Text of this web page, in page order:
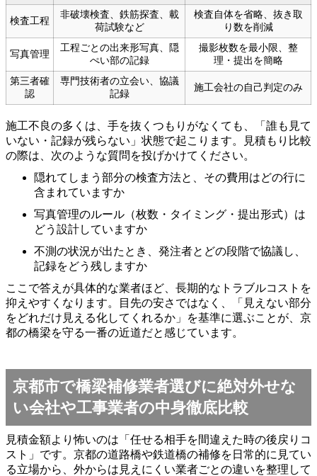
検査工程
非破壊検査、鉄筋探査、載
荷試験など
検査自体を省略、抜き取
り数を削減
写真管理
工程ごとの出来形写真、隠
ぺい部の記録
撮影枚数を最小限、整
理・提出を簡略
第三者確
認
専門技術者の立会い、協議
記録
施工会社の自己判定のみ
施工不良の多くは、手を抜くつもりがなくても、「誰も見て
いない・記録が残らない」状態で起こります。見積もり比較
の際は、次のような質問を投げかけてください。
隠れてしまう部分の検査方法と、その費用はどの行に
含まれていますか
写真管理のルール（枚数・タイミング・提出形式）は
どう設計していますか
不測の状況が出たとき、発注者とどの段階で協議し、
記録をどう残しますか
ここで答えが具体的な業者ほど、長期的なトラブルコストを
抑えやすくなります。目先の安さではなく、「見えない部分
をどれだけ見える化してくれるか」を基準に選ぶことが、京
都の橋梁を守る一番の近道だと感じています。
京都市で橋梁補修業者選びに絶対外せな
い会社や工事業者の中身徹底比較
見積金額より怖いのは「任せる相手を間違えた時の後戻りコ
スト」です。京都の道路橋や鉄道橋の補修を日常的に見てい
る立場から、外からは見えにくい業者ごとの違いを整理して